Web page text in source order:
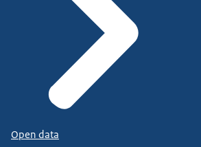
Open data